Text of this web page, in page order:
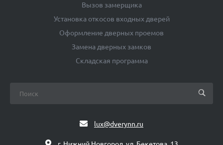
Вызов замерщика
Установка откосов входных дверей
Оформление дверных проемов
Замена дверных замков
Складская программа
lux@dverynn.ru